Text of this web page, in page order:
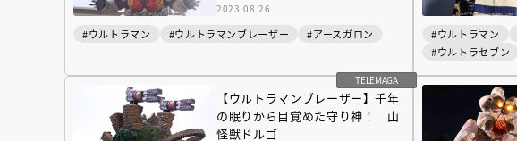
2023.08.26
#ウルトラマン #ウルトラマンブレーザー #アースガロン #ウルトラマン
#ウルトラセブン
TELEMAGA
【ウルトラマンブレーザー】千年
の眠りから目覚めた守り神！ 山
怪獣ドルゴ